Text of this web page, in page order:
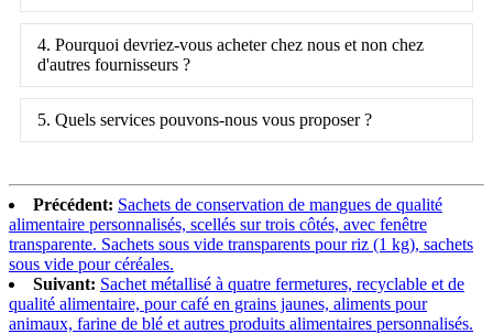
4. Pourquoi devriez-vous acheter chez nous et non chez
d'autres fournisseurs ?
5. Quels services pouvons-nous vous proposer ?
Précédent: Sachets de conservation de mangues de qualité
alimentaire personnalisés, scellés sur trois côtés, avec fenêtre
transparente. Sachets sous vide transparents pour riz (1 kg), sachets
sous vide pour céréales.
Suivant: Sachet métallisé à quatre fermetures, recyclable et de
qualité alimentaire, pour café en grains jaunes, aliments pour
animaux, farine de blé et autres produits alimentaires personnalisés.